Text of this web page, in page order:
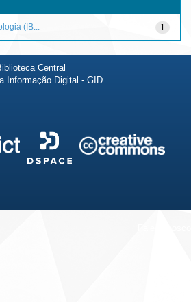
1
(IB...
Central
Informação Digital - GID